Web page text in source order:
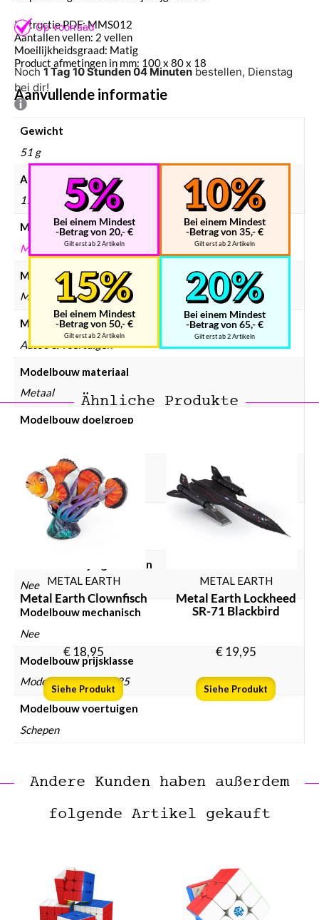
Instructie PDF: MMS012
Aantallen vellen: 2 vellen
Moeilijkheidsgraad: Matig
Product afmetingen in mm: 100 x 80 x 18
Aanvullende informatie
Gewicht
51 g
Afmetingen
170 × 120 × 2 mm
Merken
METAL EARTH
Modelbouw merken
Metal Earth
Modelbouw collectie
Auto's & voertuigen
Modelbouw materiaal
Metaal
Modelbouw doelgroep
Modelbouw incl. lijm
Nee
Modelbouw incl. verf
Modelbouw lijm gebruiken
Nee
Modelbouw mechanisch
Nee
Modelbouw prijsklasse
Modelbouw € 10 – € 25
Modelbouw voertuigen
Schepen
Noch1 Tag 10 Stunden 04 Minuten bestellen, Dienstag
bei dir!
Bei einem Mindest
-Betrag von 20,- €
Gilt erst ab 2 Artikeln
Bei einem Mindest
-Betrag von 35,- €
Gilt erst ab 2 Artikeln
Bei einem Mindest
-Betrag von 50,- €
Gilt erst ab 2 Artikeln
Bei einem Mindest
-Betrag von 65,- €
Gilt erst ab 2 Artikeln
Ähnliche Produkte
METAL EARTH
Metal Earth Clownfisch
€18,95
Siehe Produkt
METAL EARTH
Metal Earth Lockheed
SR-71 Blackbird
€19,95
Siehe Produkt
Andere Kunden haben außerdem
folgende Artikel gekauft